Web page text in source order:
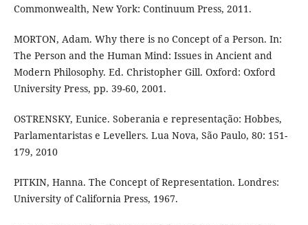
Commonwealth, New York: Continuum Press, 2011.
MORTON, Adam. Why there is no Concept of a Person. In:
The Person and the Human Mind: Issues in Ancient and
Modern Philosophy. Ed. Christopher Gill. Oxford: Oxford
University Press, pp. 39-60, 2001.
OSTRENSKY, Eunice. Soberania e representação: Hobbes,
Parlamentaristas e Levellers. Lua Nova, São Paulo, 80: 151-
179, 2010
PITKIN, Hanna. The Concept of Representation. Londres:
University of California Press, 1967.